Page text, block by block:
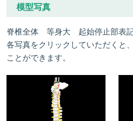
模型写真
脊椎全体 等身大 起始停止部表記
各写真をクリックしていただくと
ことができます。